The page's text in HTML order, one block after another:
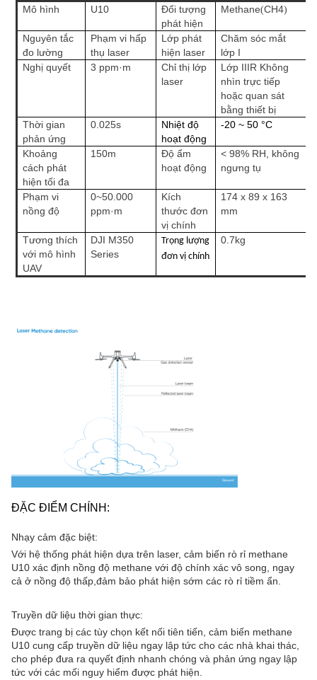
Mô hình U10
Đối tượng
phát hiện
Methane(CH4)
Nguyên tắc
đo lường
Phạm vi hấp
thụ laser
Lớp phát
hiện laser
Chăm sóc mắt
lớp I
Nghị quyết
3 ppm·m
Chỉ thị lớp
laser
Lớp IIIR Không
nhìn trực tiếp
hoặc quan sát
bằng thiết bị
Thời gian
phản ứng
0.025s
Nhiệt độ
hoạt động
-20 ~ 50 °C
Khoảng
cách phát
hiện tối đa
150m
Độ ẩm
hoạt động
< 98% RH, không
ngưng tụ
Phạm vi
nồng độ
0~50.000
ppm·m
Kích
thước đơn
vị chính
174 x 89 x 163
mm
Tương thích
với mô hình
UAV
DJI M350
Series
Trọng lượng
đơn vị chính
0.7kg
ĐẶC ĐIỂM CHÍNH:
Nhạy cảm đặc biệt:
Với hệ thống phát hiện dựa trên laser, cảm biến rò rỉ methane
U10 xác định nồng độ methane với độ chính xác vô song, ngay
cả ở nồng độ thấp,đảm bảo phát hiện sớm các rò rỉ tiềm ẩn.
Truyền dữ liệu thời gian thực:
Được trang bị các tùy chọn kết nối tiên tiến, cảm biến methane
U10 cung cấp truyền dữ liệu ngay lập tức cho các nhà khai thác,
cho phép đưa ra quyết định nhanh chóng và phản ứng ngay lập
tức với các mối nguy hiểm được phát hiện.